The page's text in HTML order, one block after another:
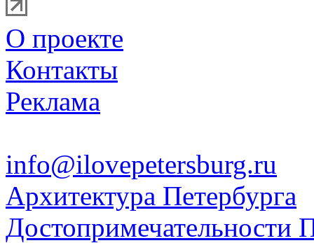
О проекте
Контакты
Реклама
info@ilovepetersburg.ru
Архитектура Петербурга
Достопримечательности